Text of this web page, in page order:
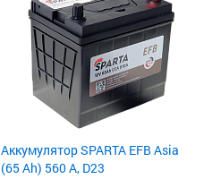
Аккумулятор SPARTA EFB Asia
(65 Ah) 560 А, D23